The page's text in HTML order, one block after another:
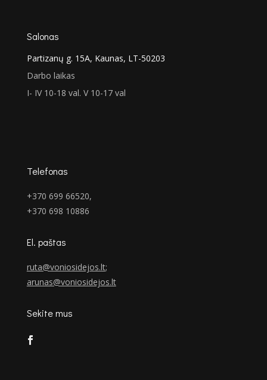
Salonas
Partizanų g. 15A, Kaunas, LT-50203
Darbo laikas
I- IV 10-18 val. V 10-17 val
Telefonas
+370 699 66520,
+370 698 10886
El. paštas
ruta@voniosidejos.lt;
arunas@voniosidejos.lt
Sekite mus